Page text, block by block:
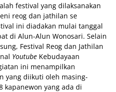
festival yang dilaksanakan
reog dan jathilan se
ini diadakan mulai tanggal
di Alun-Alun Wonosari. Selain
Festival Reog dan Jathilan
Youtube Kebudayaan
ini menampilkan
yang diikuti oleh masing-
kapanewon yang ada di